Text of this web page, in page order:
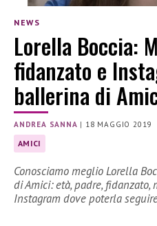
NEWS
Lorella Boccia:
fidanzato e
ballerina di
ANDREA SANNA | 18 MAGGIO 2019
AMICI
Conosciamo meglio Lorella
di Amici: età, padre,
Instagram dove poterla